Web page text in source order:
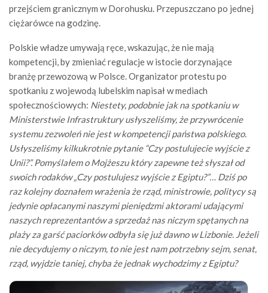
przejściem granicznym w Dorohusku. Przepuszczano po jednej
ciężarówce na godzinę.
Polskie władze umywają ręce, wskazując, że nie mają
kompetencji, by zmieniać regulacje w istocie dorzynające
branżę przewozową w Polsce. Organizator protestu po
spotkaniu z wojewodą lubelskim napisał w mediach
społecznościowych: Niestety, podobnie jak na spotkaniu w
Ministerstwie Infrastruktury usłyszeliśmy, że przywrócenie
systemu zezwoleń nie jest w kompetencji państwa polskiego.
Usłyszeliśmy kilkukrotnie pytanie “Czy postulujecie wyjście z
Unii?”.Pomyślałem o Mojżeszu który zapewne też słyszał od
swoich rodaków „Czy postulujesz wyjście z Egiptu?”… Dziś po
raz kolejny doznałem wrażenia że rząd, ministrowie, politycy są
jedynie opłacanymi naszymi pieniędzmi aktorami udającymi
naszych reprezentantów a sprzedaż nas niczym spętanych na
plaży za garść paciorków odbyła się już dawno w Lizbonie. Jeżeli
nie decydujemy o niczym, to nie jest nam potrzebny sejm, senat,
rząd, wyjdzie taniej, chyba że jednak wychodzimy z Egiptu?